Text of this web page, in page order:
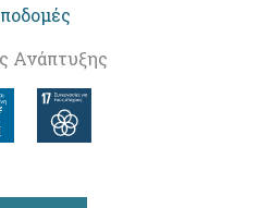
Ανάπτυξης